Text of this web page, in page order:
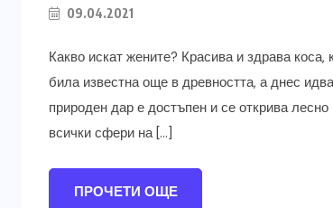
09.04.2021
Какво искат жените? Красива и здрава
била известна още в древността, а днес
природен дар е достъпен и се открива
всички сфери на […]
ПРОЧЕТИ ОЩЕ